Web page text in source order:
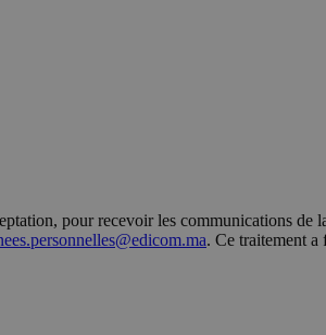
pour recevoir les communications
. Ce traitement